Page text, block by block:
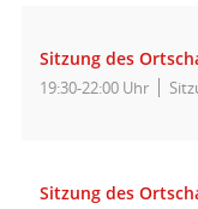
Sitzung des
19:30-22:00 Uhr
Sitzung des